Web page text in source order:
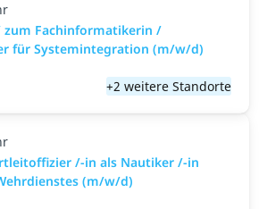
zum Fachinformatikerin /
für Systemintegration (m/w/d)
+2 weitere Standorte
/-in als Nautiker /-in
(m/w/d)